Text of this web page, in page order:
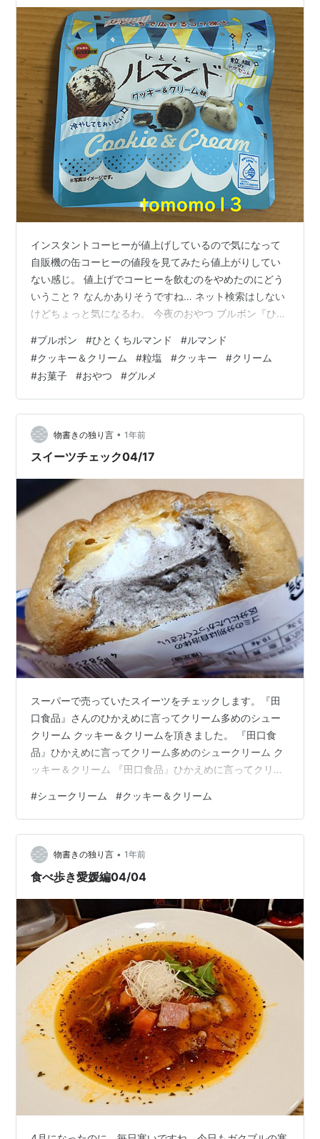
インスタントコーヒーが値上げしているので気になって
自販機の缶コーヒーの値段を見てみたら値上がりしてい
ない感じ。 値上げでコーヒーを飲むのをやめたのにどう
いうこと？ なんかありそうですね… ネット検索はしない
けどちょっと気になるわ。 今夜のおやつ ブルボン『ひと
感じ色がチョコミントのパッケージだと思って買わない
ぞ！と決めたんだけど、コンビニに新しいお菓子が見当
たらなかったのでブログ用に仕方なく買おうと手に取っ
たら味が違っていたのでホッとしたtomomo13。 普通に
買ってきました。笑 チョコミントが好きな人ごめんね。
無理だわ… リンク 『ひ…
#ブルボン #ひとくちルマンド #ルマンド
#クッキー＆クリーム #粒塩 #クッキー #クリーム
#お菓子 #おやつ #グルメ
物書きの独り言 • 1年前
スイーツチェック04/17
スーパーで売っていたスイーツをチェックします。『田
口食品』さんのひかえめに言ってクリーム多めのシュー
クリーム クッキー＆クリームを頂きました。 『田口食
品』ひかえめに言ってクリーム多めのシュークリーム ク
ッキー＆クリーム 『田口食品』ひかえめに言ってクリー
ュー名が長い。お前はラノベタイトルか！メニュー名に
「クリーム」が三回入ってるよ！(笑)食べて見ますと、確
かにクリーム多めでクッキークリームが入ってる。看板
に偽りはないかなぁ。ちょっと一口、スイーツが欲しく
なったときにお手軽に食べるにはいいかもしれません
#シュークリーム #クッキー＆クリーム
物書きの独り言 • 1年前
食べ歩き愛媛編04/04